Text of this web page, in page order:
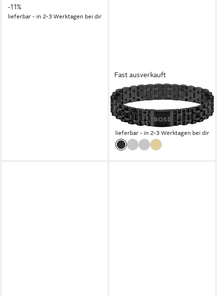
-11%
lieferbar - in 2-3 Werktagen bei dir
Fast ausverkauft
BOSS
Armband OWAN
(6)
139,00 €
lieferbar - in 2-3 Werktagen bei dir